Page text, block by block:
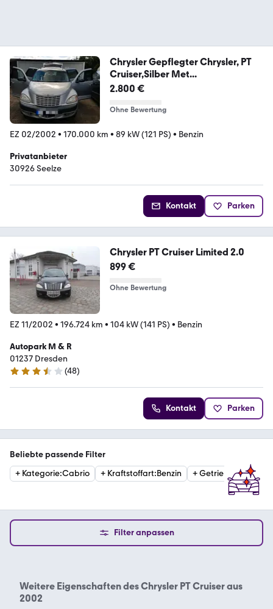
Chrysler Gepflegter Chrysler, PT
Cruiser,Silber Met...
2.800 €
Ohne Bewertung
EZ 02/2002 • 170.000 km • 89 kW (121 PS) • Benzin
Privatanbieter
30926 Seelze
Kontakt Parken
Chrysler PT Cruiser Limited 2.0
899 €
Ohne Bewertung
EZ 11/2002 • 196.724 km • 104 kW (141 PS) • Benzin
Autopark M & R
01237 Dresden
3.7 Sterne
(48)
Kontakt Parken
Beliebte passende Filter
+ Kategorie:Cabrio + Kraftstoffart:Benzin +Getriebe:
Filter anpassen
Weitere Eigenschaften desChrysler PT Cruiser aus
2002